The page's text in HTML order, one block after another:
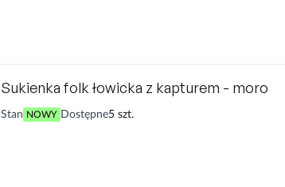
Sukienka folk łowicka z kapturem - moro
Stan NOWY Dostępne5 szt.